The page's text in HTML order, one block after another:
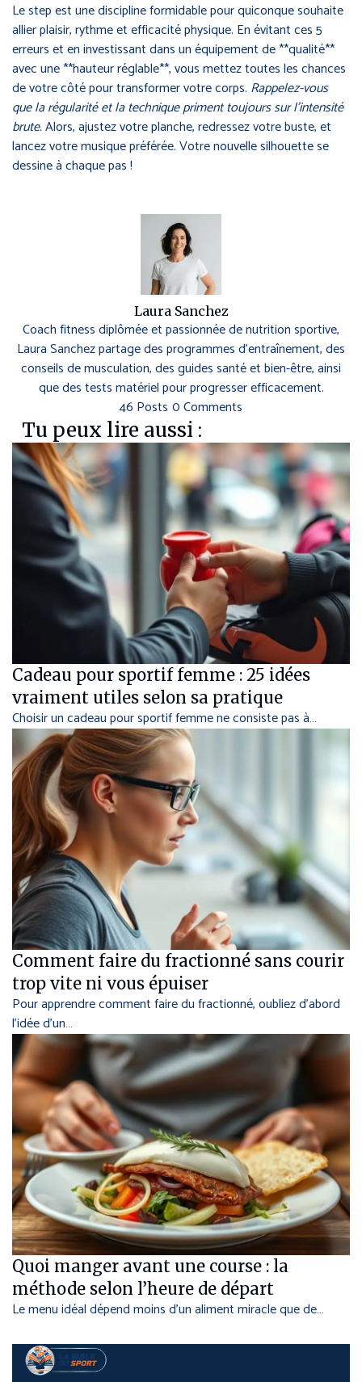
Le step est une discipline formidable pour quiconque souhaite
allier plaisir, rythme et efficacité physique. En évitant ces 5
erreurs et en investissant dans un équipement de **qualité**
avec une **hauteur réglable**, vous mettez toutes les chances
de votre côté pour transformer votre corps. Rappelez-vous
que la régularité et la technique priment toujours sur l’intensité
brute.Alors, ajustez votre planche, redressez votre buste, et
lancez votre musique préférée. Votre nouvelle silhouette se
dessine à chaque pas !
Laura Sanchez
Coach fitness diplômée et passionnée de nutrition sportive,
Laura Sanchez partage des programmes d’entraînement, des
conseils de musculation, des guides santé et bien-être, ainsi
que des tests matériel pour progresser efficacement.
46 Posts 0 Comments
Tu peux lire aussi :
Cadeau pour sportif femme : 25 idées
vraiment utiles selon sa pratique
Choisir un cadeau pour sportif femme ne consiste pas à…
Comment faire du fractionné sans courir
trop vite ni vous épuiser
Pour apprendre comment faire du fractionné, oubliez d’abord
l’idée d’un…
Quoi manger avant une course : la
méthode selon l’heure de départ
Le menu idéal dépend moins d’un aliment miracle que de…